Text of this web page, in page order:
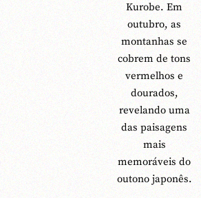
Kurobe. Em
outubro, as
montanhas se
cobrem de tons
vermelhos e
dourados,
revelando uma
das paisagens
mais
memoráveis do
outono japonês.